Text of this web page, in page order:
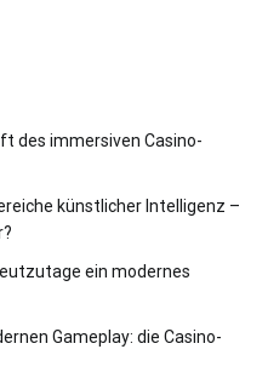
des immersiven Casino-
künstlicher Intelligenz –
ein modernes
Gameplay: die Casino-